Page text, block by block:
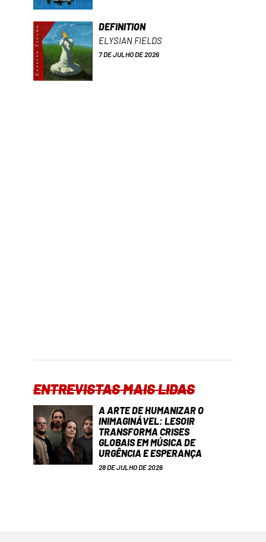
DEFINITION
ELYSIAN FIELDS
7 DE JULHO DE 2026
ENTREVISTAS MAIS LIDAS
A ARTE DE HUMANIZAR O
INIMAGINÁVEL: LESOIR
TRANSFORMA CRISES
GLOBAIS EM MÚSICA DE
URGÊNCIA E ESPERANÇA
28 DE JULHO DE 2026